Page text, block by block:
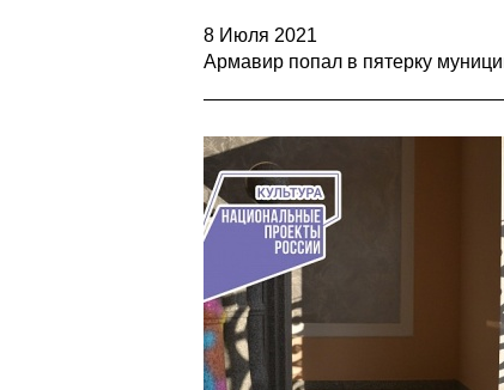
8 Июля 2021
Армавир попал в пятерку